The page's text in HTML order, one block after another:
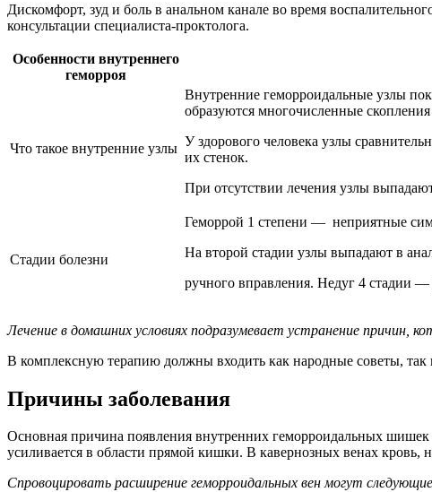
Дискомфорт, зуд и боль в анальном канале во время
консультации специалиста-проктолога.
Особенности внутреннего
геморроя
Что такое внутренние узлы
Внутренние геморроидальные узлы
образуются многочисленные
У здорового человека узлы
их стенок.
При отсутствии лечения узлы
Стадии болезни
Геморрой 1 степени — неприятные
На второй стадии узлы выпадают в
ручного вправления. Недуг 4 стадии
Лечение в домашних условиях подразумевает устранение причин,
В комплексную терапию должны входить как народные советы, так
Причины заболевания
Основная причина появления внутренних геморроидальных
усиливается в области прямой кишки. В кавернозных венах кровь,
Спровоцировать расширение геморроидальных вен могут